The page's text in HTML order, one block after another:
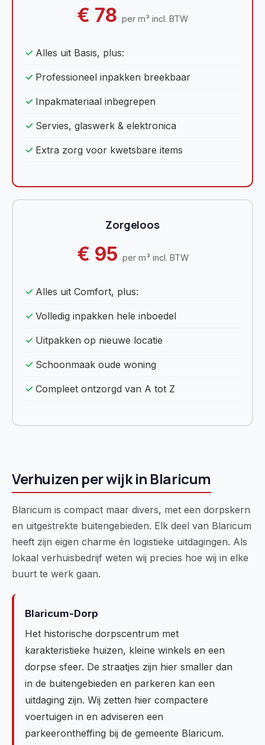
€ 78 per m³ incl. BTW
Alles uit Basis, plus:
Professioneel inpakken breekbaar
Inpakmateriaal inbegrepen
Servies, glaswerk & elektronica
Extra zorg voor kwetsbare items
Zorgeloos
€ 95 per m³ incl. BTW
Alles uit Comfort, plus:
Volledig inpakken hele inboedel
Uitpakken op nieuwe locatie
Schoonmaak oude woning
Compleet ontzorgd van A tot Z
Verhuizen per wijk in Blaricum
Blaricum is compact maar divers, met een dorpskern
en uitgestrekte buitengebieden. Elk deel van Blaricum
heeft zijn eigen charme én logistieke uitdagingen. Als
lokaal verhuisbedrijf weten wij precies hoe wij in elke
buurt te werk gaan.
Blaricum-Dorp
Het historische dorpscentrum met
karakteristieke huizen, kleine winkels en een
dorpse sfeer. De straatjes zijn hier smaller dan
in de buitengebieden en parkeren kan een
uitdaging zijn. Wij zetten hier compactere
voertuigen in en adviseren een
parkeerontheffing bij de gemeente Blaricum.